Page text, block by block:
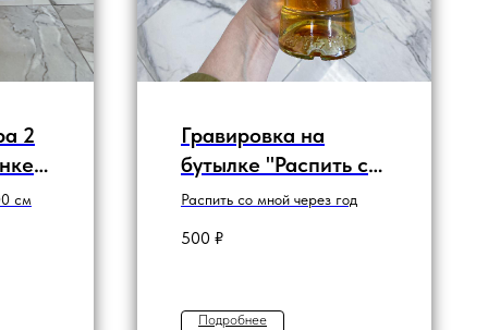
2
см
Гравировка на
бутылке "Распить со
мной через год"
Распить со мной через год
500 ₽
Подробнее